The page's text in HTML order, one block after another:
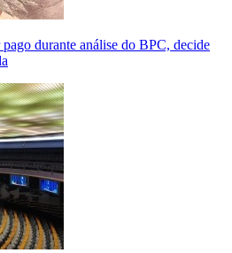
durante análise do BPC, decide